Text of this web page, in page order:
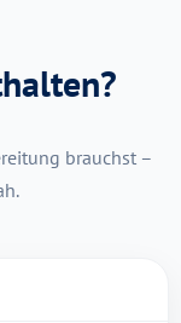
brauchst –